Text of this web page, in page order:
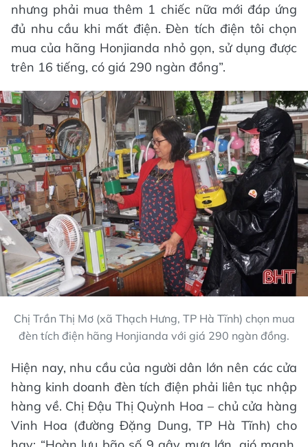
nhưng phải mua thêm 1 chiếc nữa mới đáp ứng
đủ nhu cầu khi mất điện. Đèn tích điện tôi chọn
mua của hãng Honjianda nhỏ gọn, sử dụng được
trên 16 tiếng, có giá 290 ngàn đồng”.
Chị Trần Thị Mơ (xã Thạch Hưng, TP Hà Tĩnh) chọn mua
đèn tích điện hãng Honjianda với giá 290 ngàn đồng.
Hiện nay, nhu cầu của người dân lớn nên các cửa
hàng kinh doanh đèn tích điện phải liên tục nhập
hàng về. Chị Đậu Thị Quỳnh Hoa – chủ cửa hàng
Vinh Hoa (đường Đặng Dung, TP Hà Tĩnh) cho